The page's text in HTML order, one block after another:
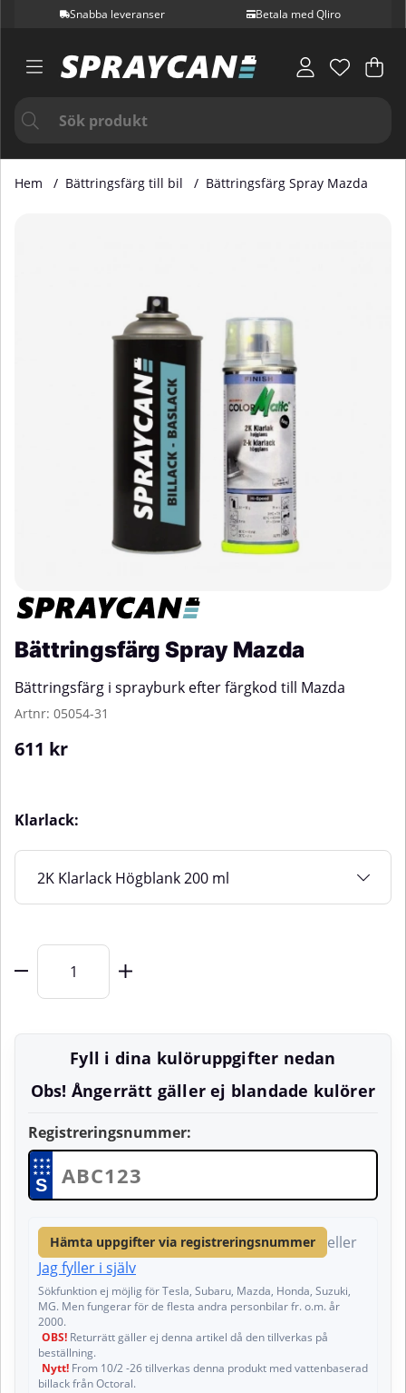
Snabba leveranser Betala med Qliro
.
Hem Bättringsfärg till bil Bättringsfärg Spray Mazda
Bättringsfärg Spray Mazda
Bättringsfärg i sprayburk efter färgkod till Mazda
Artnr: 05054-31
611 kr
Klarlack:
Fyll i dina kulöruppgifter nedan
Obs! Ångerrätt gäller ej blandade kulörer
Registreringsnummer:
★ ★ ★
★ ★ ★
★ ★ ★
S
Hämta uppgifter via registreringsnummer
eller
Jag fyller i själv
Sökfunktion ej möjlig för Tesla, Subaru, Mazda, Honda, Suzuki,
MG. Men fungerar för de flesta andra personbilar fr. o.m. år
2000.
OBS! Returrätt gäller ej denna artikel då den tillverkas på
beställning.
Nytt! From 10/2 -26 tillverkas denna produkt med vattenbaserad
billack från Octoral.